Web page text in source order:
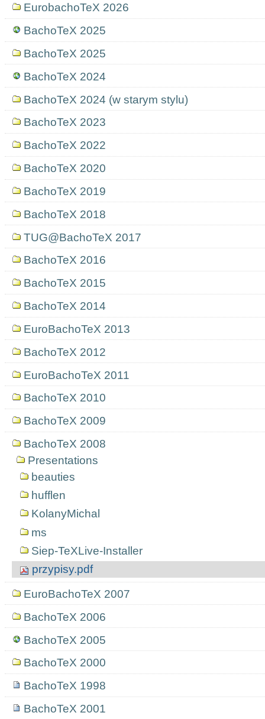
EurobachoTeX 2026
BachoTeX 2025
BachoTeX 2025
BachoTeX 2024
BachoTeX 2024 (w starym stylu)
BachoTeX 2023
BachoTeX 2022
BachoTeX 2020
BachoTeX 2019
BachoTeX 2018
TUG@BachoTeX 2017
BachoTeX 2016
BachoTeX 2015
BachoTeX 2014
EuroBachoTeX 2013
BachoTeX 2012
EuroBachoTeX 2011
BachoTeX 2010
BachoTeX 2009
BachoTeX 2008
Presentations
beauties
hufflen
KolanyMichal
ms
Siep-TeXLive-Installer
przypisy.pdf
EuroBachoTeX 2007
BachoTeX 2006
BachoTeX 2005
BachoTeX 2000
BachoTeX 1998
BachoTeX 2001